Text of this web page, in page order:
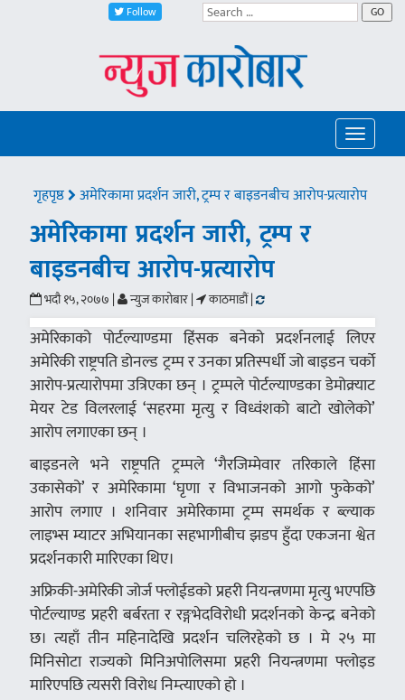
Follow GO
Toggle
गृहपृष्ठ अमेरिकामा प्रदर्शन जारी, ट्रम्प र बाइडनबीच आरोप-प्रत्यारोप
अमेरिकामा प्रदर्शन जारी, ट्रम्प र
बाइडनबीच आरोप-प्रत्यारोप
भदौ १५, २०७७ | न्युज कारोबार | काठमाडौं |
अमेरिकाको पोर्टल्याण्डमा हिंसक बनेको प्रदर्शनलाई लिएर
अमेरिकी राष्ट्रपति डोनल्ड ट्रम्प र उनका प्रतिस्पर्धी जो बाइडन चर्को
आरोप-प्रत्यारोपमा उत्रिएका छन् । ट्रम्पले पोर्टल्याण्डका डेमोक्र्याट
मेयर टेड विलरलाई ‘सहरमा मृत्यु र विध्वंशको बाटो खोलेको’
आरोप लगाएका छन् ।
बाइडनले भने राष्ट्रपति ट्रम्पले ‘गैरजिम्मेवार तरिकाले हिंसा
उकासेको’ र अमेरिकामा ‘घृणा र विभाजनको आगो फुकेको’
आरोप लगाए । शनिवार अमेरिकामा ट्रम्प समर्थक र ब्ल्याक
लाइभ्स म्याटर अभियानका सहभागीबीच झडप हुँदा एकजना श्वेत
प्रदर्शनकारी मारिएका थिए।
अफ्रिकी-अमेरिकी जोर्ज फ्लोईडको प्रहरी नियन्त्रणमा मृत्यु भएपछि
पोर्टल्याण्ड प्रहरी बर्बरता र रङ्गभेदविरोधी प्रदर्शनको केन्द्र बनेको
छ। त्यहाँ तीन महिनादेखि प्रदर्शन चलिरहेको छ । मे २५ मा
मिनिसोटा राज्यको मिनिअपोलिसमा प्रहरी नियन्त्रणमा फ्लोइड
मारिएपछि त्यसरी विरोध निम्त्याएको हो ।